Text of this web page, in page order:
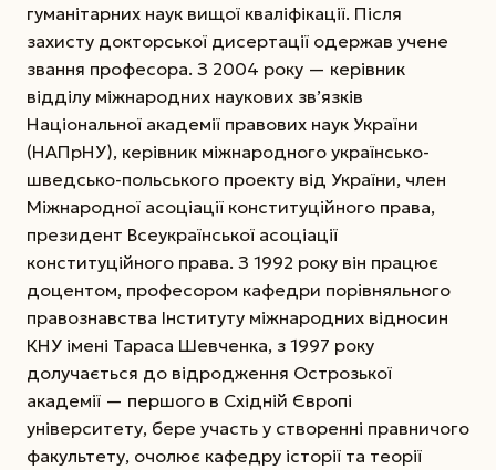
гуманітарних наук вищої кваліфікації. Після
захисту докторської дисертації одержав учене
звання професора. З 2004 року — керівник
відділу міжнародних наукових зв’язків
Національної академії правових наук України
(НАПрНУ), керівник міжнародного українсько-
шведсько-польського проекту від України, член
Міжнародної асоціації конституційного права,
президент Всеукраїнської асоціації
конституційного права. З 1992 року він працює
доцентом, професором кафедри порівняльного
правознавства Інституту міжнародних відносин
КНУ імені Тараса Шевченка, з 1997 року
долучається до відродження Острозької
академії — першого в Східній Європі
університету, бере участь у створенні правничого
факультету, очолює кафедру історії та теорії